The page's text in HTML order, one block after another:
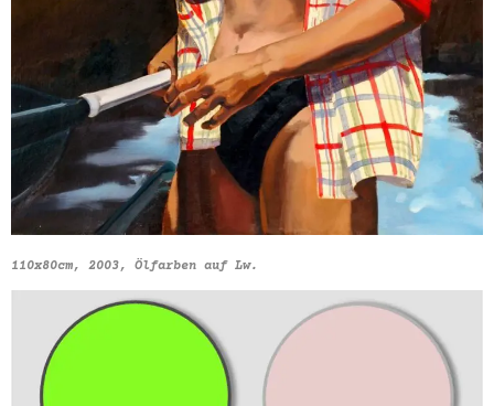
110x80cm, 2003, Ölfarben auf Lw.